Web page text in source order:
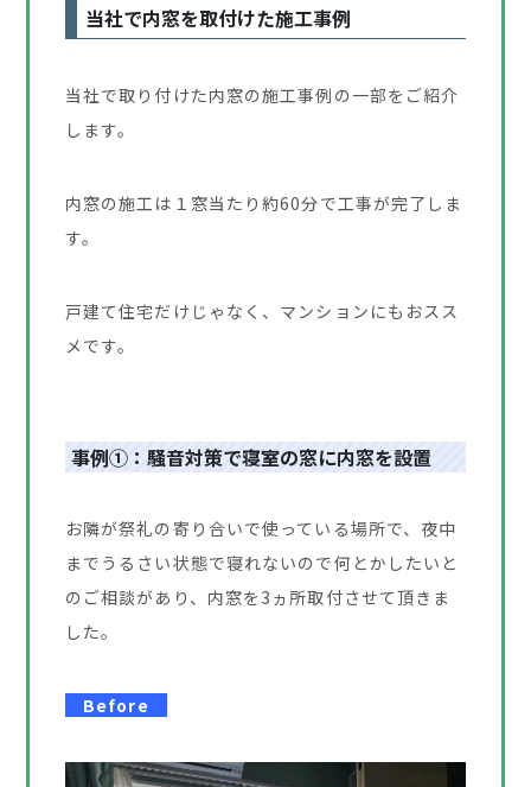
当社で内窓を取付けた施工事例
当社で取り付けた内窓の施工事例の一部をご紹介
します。
内窓の施工は１窓当たり約60分で工事が完了しま
す。
戸建て住宅だけじゃなく、マンションにもおスス
メです。
事例①：騒音対策で寝室の窓に内窓を設置
お隣が祭礼の寄り合いで使っている場所で、夜中
までうるさい状態で寝れないので何とかしたいと
のご相談があり、内窓を3ヵ所取付させて頂きま
した。
Before